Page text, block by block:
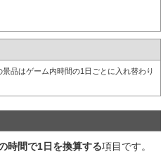
品はゲーム内時間の1日ごとに入れ替わり
時間で1日を換算する項目です。